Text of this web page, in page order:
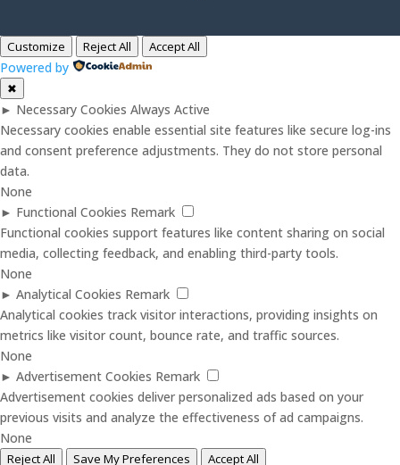
Customize Reject All Accept All
Powered by
✖
► Necessary Cookies Always Active
Necessary cookies enable essential site features like secure log-ins
and consent preference adjustments. They do not store personal
data.
None
► Functional Cookies Remark
Functional cookies support features like content sharing on social
media, collecting feedback, and enabling third-party tools.
None
► Analytical Cookies Remark
Analytical cookies track visitor interactions, providing insights on
metrics like visitor count, bounce rate, and traffic sources.
None
► Advertisement Cookies Remark
Advertisement cookies deliver personalized ads based on your
previous visits and analyze the effectiveness of ad campaigns.
None
Reject All Save My Preferences Accept All